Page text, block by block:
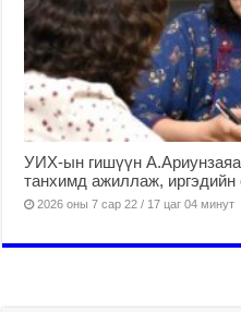
УИХ-ын гишүүн А.Ариунзаяа
танхимд ажиллаж, иргэдийн
2026 оны 7 сар 22 / 17 цаг 04 минут